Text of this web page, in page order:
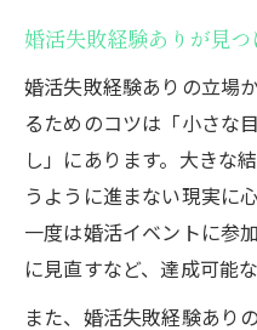
婚活失敗経験ありが見
婚活失敗経験ありの立場
るためのコツは「小さな
し」にあります。大きな
うように進まない現実に
一度は婚活イベントに参
に見直すなど、達成可能
また、婚活失敗経験あり